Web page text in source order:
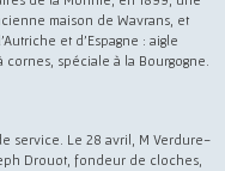
maison de Wavrans, et
et d'Espagne : aigle
spéciale à la Bourgogne.
service. Le 28 avril, M Verdure-
Drouot, fondeur de cloches,